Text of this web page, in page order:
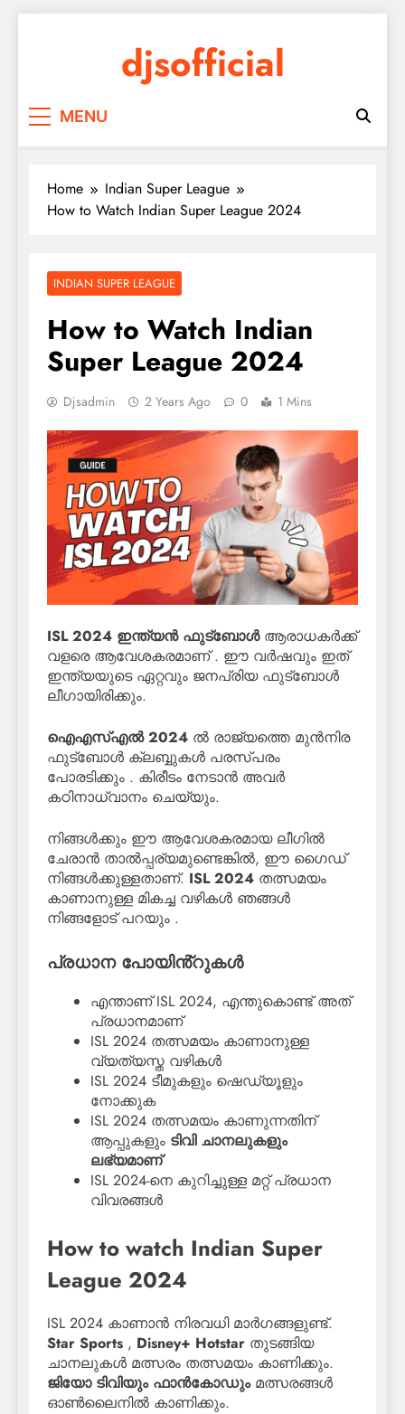
djsofficial
MENU
Home
Indian Super League
How to Watch Indian Super League 2024
INDIAN SUPER LEAGUE
How to Watch Indian
Super League 2024
Djsadmin 2 Years Ago 0 1 Mins
ISL 2024 ഇന്ത്യൻ ഫുട്ബോൾആരാധകർക്ക്
വളരെ ആവേശകരമാണ് . ഈ വർഷവും ഇത്
ഇന്ത്യയുടെ ഏറ്റവും ജനപ്രിയ ഫുട്ബോൾ
ലീഗായിരിക്കും.
ഐഎസ്എൽ 2024 ൽ രാജ്യത്തെ മുൻനിര
ഫുട്ബോൾ ക്ലബ്ബുകൾ പരസ്പരം
പോരടിക്കും . കിരീടം നേടാൻ അവർ
കഠിനാധ്വാനം ചെയ്യും.
നിങ്ങൾക്കും ഈ ആവേശകരമായ ലീഗിൽ
ചേരാൻ താൽപ്പര്യമുണ്ടെങ്കിൽ, ഈ ഗൈഡ്
നിങ്ങൾക്കുള്ളതാണ്. ISL 2024 തത്സമയം
കാണാനുള്ള മികച്ച വഴികൾ ഞങ്ങൾ
നിങ്ങളോട് പറയും .
പ്രധാന പോയിൻ്റുകൾ
എന്താണ് ISL 2024, എന്തുകൊണ്ട് അത്
പ്രധാനമാണ്
ISL 2024 തത്സമയം കാണാനുള്ള
വ്യത്യസ്ത വഴികൾ
ISL 2024 ടീമുകളും ഷെഡ്യൂളും
നോക്കുക
ISL 2024 തത്സമയം കാണുന്നതിന്
ആപ്പുകളും ടിവി ചാനലുകളും
ലഭ്യമാണ്
ISL 2024-നെ കുറിച്ചുള്ള മറ്റ് പ്രധാന
വിവരങ്ങൾ
How to watch Indian Super
League 2024
ISL 2024 കാണാൻ നിരവധി മാർഗങ്ങളുണ്ട്.
Star Sports , Disney+ Hotstar തുടങ്ങിയ
ചാനലുകൾ മത്സരം തത്സമയം കാണിക്കും.
ജിയോ ടിവിയും ഫാൻകോഡുംമത്സരങ്ങൾ
ഓൺലൈനിൽ കാണിക്കും.